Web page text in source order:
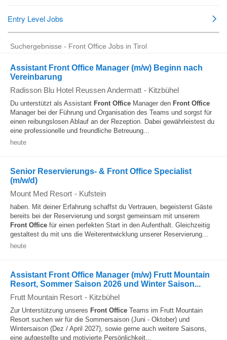
Suchergebnisse - Front Office Jobs in Tirol
Assistant Front Office Manager (m/w) Beginn nach
Vereinbarung
Radisson Blu Hotel Reussen Andermatt - Kitzbühel
Du unterstützt als Assistant Front Office Manager den Front Office
Manager bei der Führung und Organisation des Teams und sorgst für
einen reibungslosen Ablauf an der Rezeption. Dabei gewährleistest du
eine professionelle und freundliche Betreuung...
heute
Senior Reservierungs- & Front Office Specialist
(m/w/d)
Mount Med Resort - Kufstein
haben. Mit deiner Erfahrung schaffst du Vertrauen, begeisterst Gäste
bereits bei der Reservierung und sorgst gemeinsam mit unserem
Front Office für einen perfekten Start in den Aufenthalt. Gleichzeitig
gestaltest du mit uns die Weiterentwicklung unserer Reservierung...
heute
Assistant Front Office Manager (m/w) Frutt Mountain
Resort, Sommer Saison 2026 und Winter Saison...
Frutt Mountain Resort - Kitzbühel
Zur Unterstützung unseres Front Office Teams im Frutt Mountain
Resort suchen wir für die Sommersaison (Juni - Oktober) und
Wintersaison (Dez / April 2027), sowie gerne auch weitere Saisons,
eine aufgestellte und motivierte Persönlichkeit...